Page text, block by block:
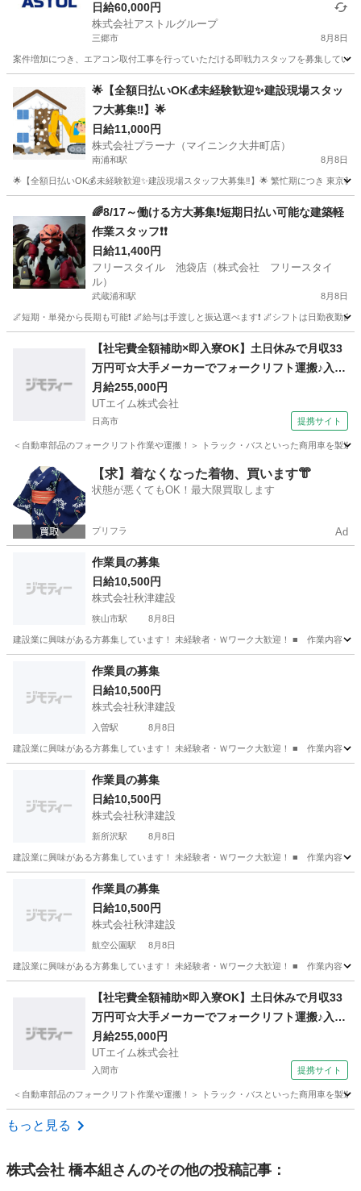
日給60,000円
株式会社アストルグループ
三郷市 8月8日
案件増加につき、エアコン取付工事を行っていただける即戦力スタッフを募集してい
その他 スタッフ
🌟【全額日払いOK💰未経験歓迎✨建設現場スタッ
フ大募集‼】🌟
日給11,000円
株式会社プラーナ（マイニンク大井町店）
南浦和駅 8月8日
🌟【全額日払いOK💰未経験歓迎✨建設現場スタッフ大募集‼】🌟 繁忙期につき 東京
さいたま市 南浦和駅 建築 スタッフ
🌈8/17～働ける方大募集❗短期日払い可能な建築軽
作業スタッフ❗❗
日給11,400円
フリースタイル 池袋店（株式会社 フリースタイ
ル）
武蔵浦和駅 8月8日
🌌短期・単発から長期も可能❗ 🌌給与は手渡しと振込選べます❗ 🌌シフトは日勤夜勤自
さいたま市 武蔵浦和駅 建築 スタッフ
【社宅費全額補助×即入寮OK】土日休みで月収33
万円可☆大手メーカーでフォークリフト運搬♪入社
祝い金や期間満了金あり◎20代～50代の男性活躍
中！＜東京都日野市＞
月給255,000円
UTエイム株式会社
日高市 提携サイト
＜自動車部品のフォークリフト作業や運搬！＞ トラック・バスといった商用車を製
埼玉 日高市 大工
【求】着なくなった着物、買います👘
状態が悪くてもOK！最大限買取します
プリフラ Ad
作業員の募集
日給10,500円
株式会社秋津建設
狭山市駅 8月8日
建設業に興味がある方募集しています！ 未経験者・Ｗワーク大歓迎！ ■
狭山市駅
作業員の募集
日給10,500円
株式会社秋津建設
入曽駅 8月8日
建設業に興味がある方募集しています！ 未経験者・Ｗワーク大歓迎！ ■
入曽駅 建築
作業員の募集
日給10,500円
株式会社秋津建設
新所沢駅 8月8日
建設業に興味がある方募集しています！ 未経験者・Ｗワーク大歓迎！ ■
新所沢駅
作業員の募集
日給10,500円
株式会社秋津建設
航空公園駅 8月8日
建設業に興味がある方募集しています！ 未経験者・Ｗワーク大歓迎！ ■
航空公園駅 建築
【社宅費全額補助×即入寮OK】土日休みで月収33
万円可☆大手メーカーでフォークリフト運搬♪入社
祝い金や期間満了金あり◎20代～50代の男性活躍
中！＜東京都日野市＞
月給255,000円
UTエイム株式会社
入間市 提携サイト
＜自動車部品のフォークリフト作業や運搬！＞ トラック・バスといった商用車を製
埼玉 入間市
もっと見る
株式会社 橋本組 さんのその他の投稿記事：